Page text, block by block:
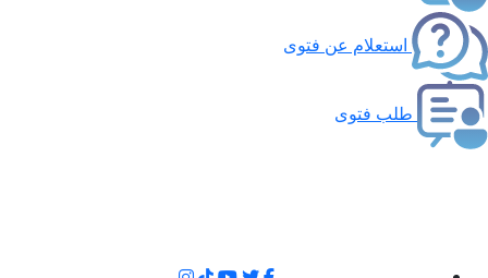
استعلام عن فتوى
طلب فتوى